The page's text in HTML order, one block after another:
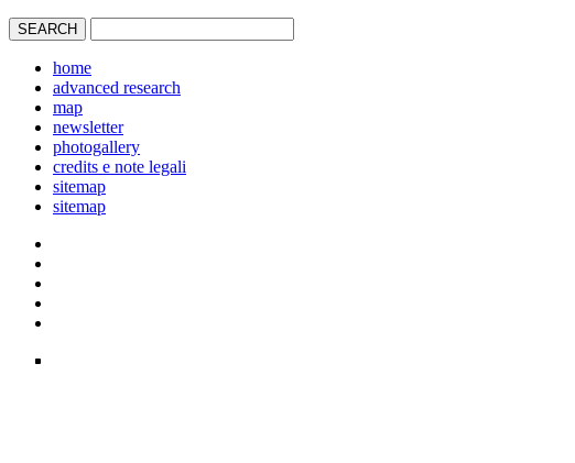
home
advanced research
map
newsletter
photogallery
credits e note legali
sitemap
sitemap